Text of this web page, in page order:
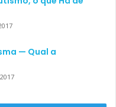
que a deficiência de
como celulite
parece
o desenvolvimento
— Qual a